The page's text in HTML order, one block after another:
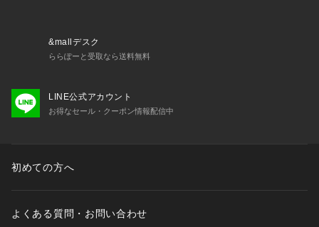
&mallデスク
ららぽーと受取なら送料無料
LINE公式アカウント
お得なセール・クーポン情報配信中
初めての方へ
よくある質問・お問い合わせ